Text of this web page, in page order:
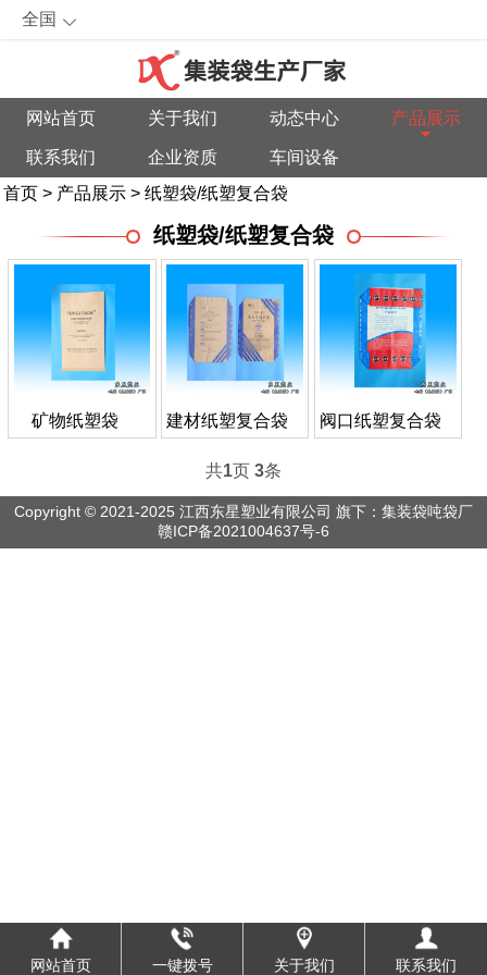
全国
网站首页 关于我们 动态中心 产品展示
联系我们 企业资质
车间设备
首页 > 产品展示 > 纸塑袋/纸塑复合袋
纸塑袋/纸塑复合袋
矿物纸塑袋 建材纸塑复合袋 阀口纸塑复合袋
共1页 3条
Copyright © 2021-2025 江西东星塑业有限公司 旗下：集装袋吨袋厂
赣ICP备2021004637号-6
网站首页 一键拨号 关于我们 联系我们